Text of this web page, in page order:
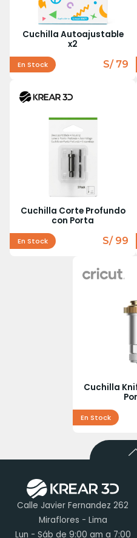
Cuchilla Autoajustable
x2
En Stock S/ 79
Cuchilla Corte Profundo
con Porta
En Stock S/ 99
Cuchilla
En Stock
Calle Javier Fernandez 262
Miraflores - Lima
Lun - Sáb de 9:00 am a 7:00